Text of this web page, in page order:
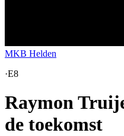
MKB Helden
·E8
Raymon
de toekomst